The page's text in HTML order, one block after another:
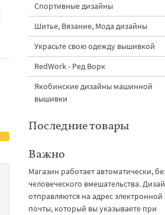
500 руб.| В корзину
Спортивные дизайны
Шитье, Вязание, Мода дизайны
Украсьте свою одежду вышивкой
RedWork - Ред Ворк
Якобинские дизайны машинной
вышивки
Последние товары
Важно
Магазин работает автоматически,
человеческого вмешательства.
отправляются на адрес электронной
почты, который вы указываете при